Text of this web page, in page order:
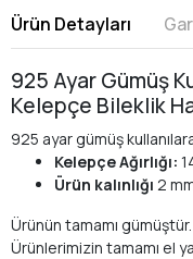
Ürün Detayları
925 Ayar Gümüş
Kelepçe Bileklik
925 ayar gümüş
Kelepçe Ağırlığı:
Ürün kalınlığı 2
Ürünün tamamı gümüştür.
Ürünlerimizin tamamı el